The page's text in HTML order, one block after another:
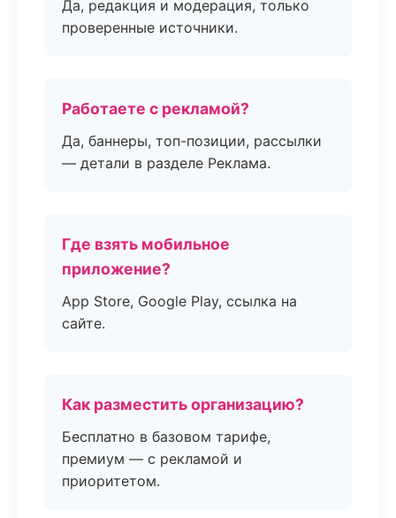
Да, редакция и модерация, только
проверенные источники.
Работаете с рекламой?
Да, баннеры, топ-позиции, рассылки
— детали в разделе Реклама.
Где взять мобильное
приложение?
App Store, Google Play, ссылка на
сайте.
Как разместить организацию?
Бесплатно в базовом тарифе,
премиум — с рекламой и
приоритетом.